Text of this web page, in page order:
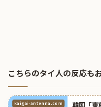
こちらのタイ人の反応も
kaigai-antenna.com
韓国「東